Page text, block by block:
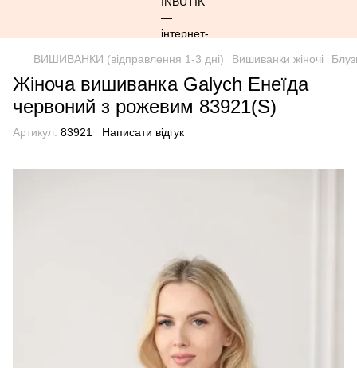
ВИШИВАНКИ (відправлення 1-3 дні) Вишиванки жіночі
Жіноча вишиванка Galych Енеїда
червоний з рожевим 83921(S)
Артикул: 83921 Написати відгук